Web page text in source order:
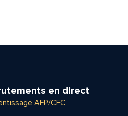
en direct
AFP/CFC